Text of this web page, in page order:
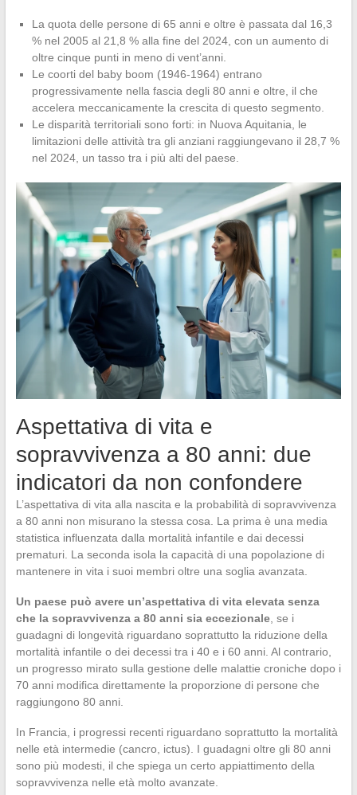
La quota delle persone di 65 anni e oltre è passata dal 16,3
% nel 2005 al 21,8 % alla fine del 2024, con un aumento di
oltre cinque punti in meno di vent’anni.
Le coorti del baby boom (1946-1964) entrano
progressivamente nella fascia degli 80 anni e oltre, il che
accelera meccanicamente la crescita di questo segmento.
Le disparità territoriali sono forti: in Nuova Aquitania, le
limitazioni delle attività tra gli anziani raggiungevano il 28,7 %
nel 2024, un tasso tra i più alti del paese.
Aspettativa di vita e
sopravvivenza a 80 anni: due
indicatori da non confondere
L’aspettativa di vita alla nascita e la probabilità di sopravvivenza
a 80 anni non misurano la stessa cosa. La prima è una media
statistica influenzata dalla mortalità infantile e dai decessi
prematuri. La seconda isola la capacità di una popolazione di
mantenere in vita i suoi membri oltre una soglia avanzata.
Un paese può avere un’aspettativa di vita elevata senza
che la sopravvivenza a 80 anni sia eccezionale, se i
guadagni di longevità riguardano soprattutto la riduzione della
mortalità infantile o dei decessi tra i 40 e i 60 anni. Al contrario,
un progresso mirato sulla gestione delle malattie croniche dopo i
70 anni modifica direttamente la proporzione di persone che
raggiungono 80 anni.
In Francia, i progressi recenti riguardano soprattutto la mortalità
nelle età intermedie (cancro, ictus). I guadagni oltre gli 80 anni
sono più modesti, il che spiega un certo appiattimento della
sopravvivenza nelle età molto avanzate.